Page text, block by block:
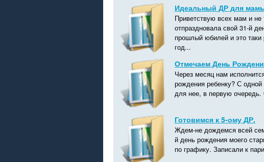
Идеальный ДР для
Приветствую всех мам и не
отпраздновала свой 31-й
прошлый юбилей и это
год...
Отмечаем День
Через месяц нам
рождения ребенку? С
для нее, в первую
Готовимся к 5-ому ДР.
Ждем-не дождемся всей
й день рождения моего
по графику. Записали к